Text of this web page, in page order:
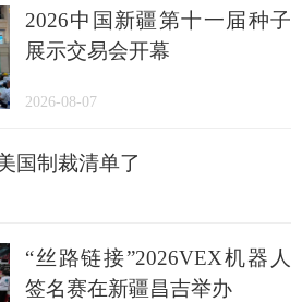
2026中国新疆第十一届种子
展示交易会开幕
2026-08-07
国制裁清单了
“丝路链接”2026VEX机器人
签名赛在新疆昌吉举办